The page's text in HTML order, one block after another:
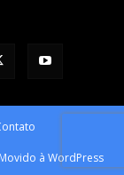
à WordPress